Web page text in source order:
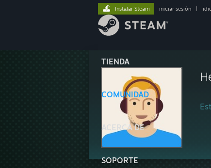
TIENDA
COMUNIDAD
ACERCA DE
SOPORTE
Instalar Steam iniciar sesión